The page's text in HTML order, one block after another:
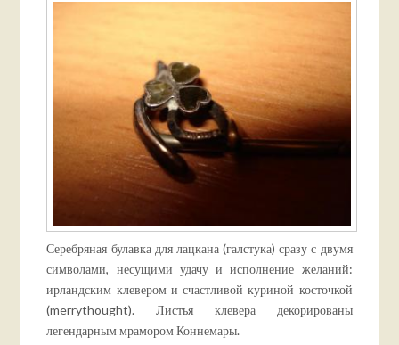
Серебряная булавка для лацкана (галстука) сразу с двумя
символами, несущими удачу и исполнение желаний:
ирландским клевером и счастливой куриной косточкой
(merrythought). Листья клевера декорированы
легендарным мрамором Коннемары.